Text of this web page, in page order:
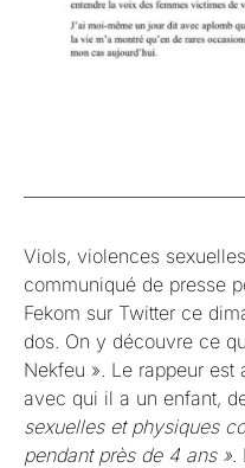
Viols, violences
communiqué de presse
Fekom sur Twitter ce
dos. On y découvre ce
Nekfeu ». Le rappeur
avec qui il a un enfant,
sexuelles et physiques
pendant près de 4 ans »